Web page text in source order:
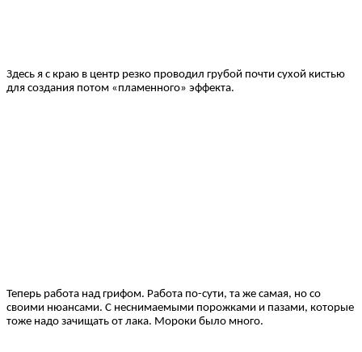
Здесь я с краю в центр резко проводил грубой почти сухой кистью
для создания потом «пламенного» эффекта.
Теперь работа над грифом. Работа по-сути, та же самая, но со
своими нюансами. С неснимаемыми порожками и пазами, которые
тоже надо зачищать от лака. Мороки было много.